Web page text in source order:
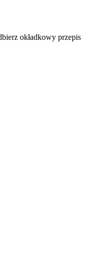
okładkowy przepis